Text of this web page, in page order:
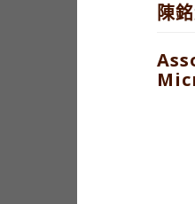
陳